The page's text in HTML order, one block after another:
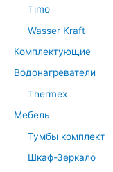
Timo
Wasser Kraft
Комплектующие
Водонагреватели
Thermex
Мебель
Тумбы комплект
Шкаф-Зеркало